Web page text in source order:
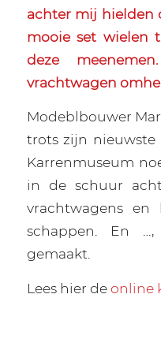
achter mij hielden
mooie set wielen
deze
vrachtwagen
Modeblbouwer
trots zijn nieuwste
Karrenmuseum
in de schuur
vrachtwagens
schappen. En …,
gemaakt.
Lees hier deonline